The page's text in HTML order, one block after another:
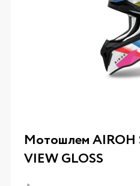
Мотошлем AIROH
VIEW GLOSS